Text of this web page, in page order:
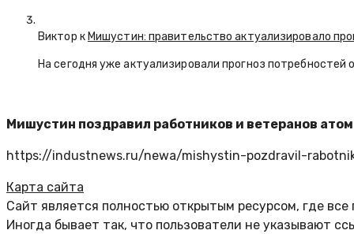
Виктор кМишустин: правительство актуализировало
На сегодня уже актуализировали прогноз
Мишустин поздравил работников и ветеранов
https://industnews.ru/newa/mishystin-pozdravil-
Карта сайта
Сайт является полностью открытым ресурсом, где
Иногда бывает так, что пользователи не указывают